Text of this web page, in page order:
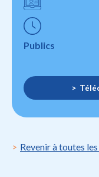
Publics
Revenir à toutes